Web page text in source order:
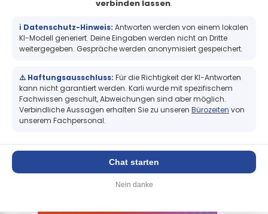
Seagull BarTender neueste Version Enterprise, Anwendungslizenz
Seagull BarTender neueste Version
Enterprise, Anwendungslizenz & 3
Standard Support & Maintainance
verbinden lassen.
ℹ️ Datenschutz-Hinweis: Antworten werden von einem lokalen
KI-Modell generiert. Deine Eingaben werden nicht an Dritte
weitergegeben. Gespräche werden anonymisiert gespeichert.
⚠️ Haftungsausschluss: Für die Richtigkeit der KI-Antworten
kann nicht garantiert werden. Karli wurde mit spezifischem
Fachwissen geschult, Abweichungen sind aber möglich.
Verbindliche Aussagen erhalten Sie zu unseren Bürozeiten von
unserem Fachpersonal.
Chat starten
Nein danke